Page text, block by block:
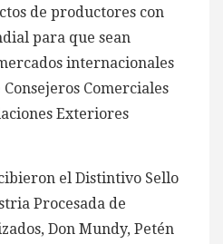
de productores con
para que sean
internacionales
Comerciales
Exteriores
el Distintivo Sello
Procesada de
Don Mundy, Petén